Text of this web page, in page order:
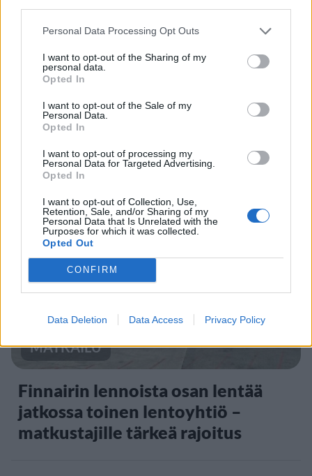
Personal Data Processing Opt Outs
I want to opt-out of the Sharing of my
personal data.
Opted In
I want to opt-out of the Sale of my
Personal Data.
Opted In
I want to opt-out of processing my
Personal Data for Targeted Advertising.
Opted In
I want to opt-out of Collection, Use,
Retention, Sale, and/or Sharing of my
Personal Data that Is Unrelated with the
Purposes for which it was collected.
Opted Out
CONFIRM
Data Deletion Data Access Privacy Policy
UUTISET
Leskeneläke ei kuulu kaikille –
Kela muistuttaa tärkeästä
ikärajasta
2
MATKAILU
Finnairin lennoista osan lentää
jatkossa toinen lentoyhtiö –
matkustajille tärkeä rajoitus